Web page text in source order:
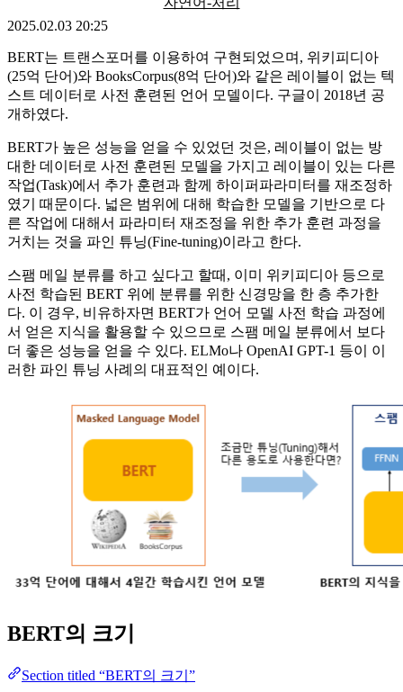
2025.02.03 20:25
BERT는 트랜스포머를 이용하여 구현되었으며, 위키피디아
(25억 단어)와 BooksCorpus(8억 단어)와 같은 레이블이 없는 텍
스트 데이터로 사전 훈련된 언어 모델이다. 구글이 2018년 공
개하였다.
BERT가 높은 성능을 얻을 수 있었던 것은, 레이블이 없는 방
대한 데이터로 사전 훈련된 모델을 가지고 레이블이 있는 다른
작업(Task)에서 추가 훈련과 함께 하이퍼파라미터를 재조정하
였기 때문이다. 넓은 범위에 대해 학습한 모델을 기반으로 다
른 작업에 대해서 파라미터 재조정을 위한 추가 훈련 과정을
거치는 것을 파인 튜닝(Fine-tuning)이라고 한다.
스팸 메일 분류를 하고 싶다고 할때, 이미 위키피디아 등으로
사전 학습된 BERT 위에 분류를 위한 신경망을 한 층 추가한
다. 이 경우, 비유하자면 BERT가 언어 모델 사전 학습 과정에
서 얻은 지식을 활용할 수 있으므로 스팸 메일 분류에서 보다
더 좋은 성능을 얻을 수 있다. ELMo나 OpenAI GPT-1 등이 이
러한 파인 튜닝 사례의 대표적인 예이다.
BERT의 크기
Section titled “BERT의 크기”